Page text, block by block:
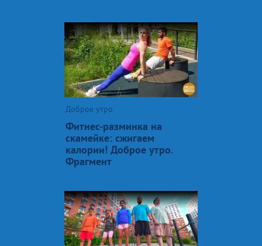
Доброе утро
Фитнес-разминка на
скамейке: сжигаем
калории! Доброе утро.
Фрагмент